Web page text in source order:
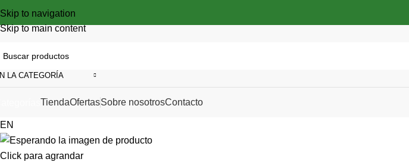
Skip to navigation
Skip to main content
LA CATEGORÍA
TiendaOfertasSobre nosotrosContacto
EN
Click para agrandar